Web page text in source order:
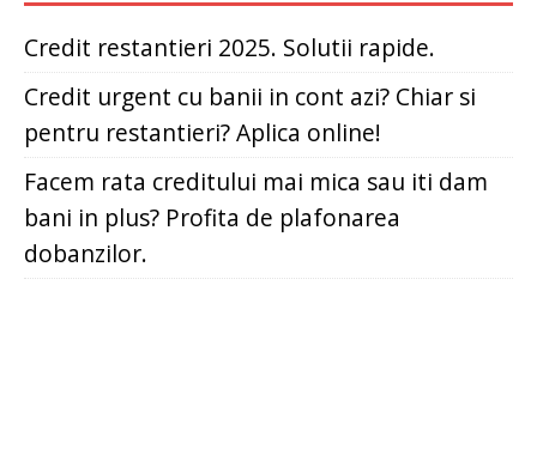
Credit restantieri 2025. Solutii rapide.
Credit urgent cu banii in cont azi? Chiar si
pentru restantieri? Aplica online!
Facem rata creditului mai mica sau iti dam
bani in plus? Profita de plafonarea
dobanzilor.